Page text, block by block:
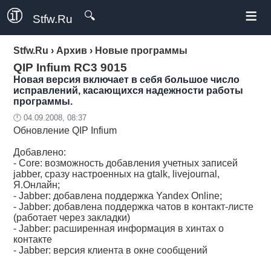
Stfw.Ru 🔍 ≡
Stfw.Ru › Архив › Новые программы
QIP Infium RC3 9015
Новая версия включает в себя большое число
исправлений, касающихся надежности работы
программы.
🕛 04.09.2008, 08:37
Обновление QIP Infium
Добавлено:
- Core: возможность добавления учетных записей
jabber, сразу настроенных на gtalk, livejournal,
Я.Онлайн;
- Jabber: добавлена поддержка Yandex Online;
- Jabber: добавлена поддержка чатов в контакт-листе
(работает через закладки)
- Jabber: расширенная информация в хинтах о
контакте
- Jabber: версия клиента в окне сообщений